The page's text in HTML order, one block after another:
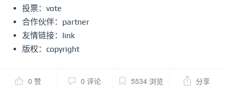
投票：vote
合作伙伴：partner
友情链接：link
版权：copyright
0 赞 0 评论 5534 浏览 分享